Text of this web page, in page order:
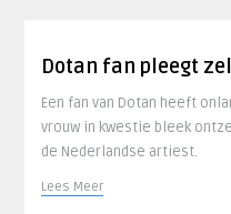
Dotan fan pleegt
Een fan van Dotan heeft
vrouw in kwestie bleek
de Nederlandse artiest.
Lees Meer